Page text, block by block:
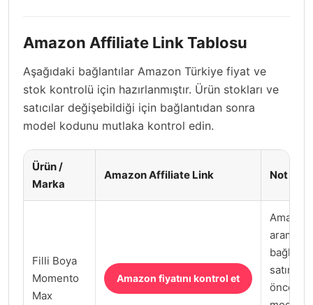
Amazon Affiliate Link Tablosu
Aşağıdaki bağlantılar Amazon Türkiye fiyat ve
stok kontrolü için hazırlanmıştır. Ürün stokları ve
satıcılar değişebildiği için bağlantıdan sonra
model kodunu mutlaka kontrol edin.
Ürün /
Marka
Amazon Affiliate Link Not
Filli Boya
Momento
Max
Amazon fiyatını kontrol et
arama
satın
önce